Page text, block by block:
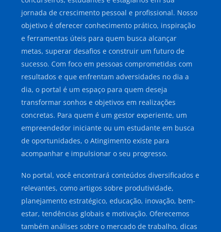
jornada de crescimento pessoal e profissional. Nosso
objetivo é oferecer conhecimento prático, inspiração
e ferramentas úteis para quem busca alcançar
metas, superar desafios e construir um futuro de
sucesso. Com foco em pessoas comprometidas com
resultados e que enfrentam adversidades no dia a
dia, o portal é um espaço para quem deseja
transformar sonhos e objetivos em realizações
concretas. Para quem é um gestor experiente, um
empreendedor iniciante ou um estudante em busca
de oportunidades, o Atingimento existe para
acompanhar e impulsionar o seu progresso.
No portal, você encontrará conteúdos diversificados e
relevantes, como artigos sobre produtividade,
planejamento estratégico, educação, inovação, bem-
estar, tendências globais e motivação. Oferecemos
também análises sobre o mercado de trabalho, dicas